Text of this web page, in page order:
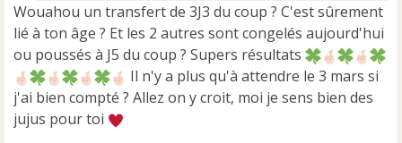
Wouahou un transfert de 3J3 du coup ? C'est sûrement
lié à ton âge ? Et les 2 autres sont congelés aujourd'hui
ou poussés à J5 du coup ? Supers résultats
Il n'y a plus qu'à attendre le 3 mars si
j'ai bien compté ? Allez on y croit, moi je sens bien des
jujus pour toi